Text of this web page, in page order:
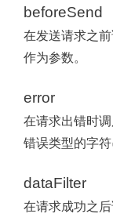
beforeSend
在发送请求之
作为参数。
error
在请求出错时
错误类型的字
dataFilter
在请求成功之